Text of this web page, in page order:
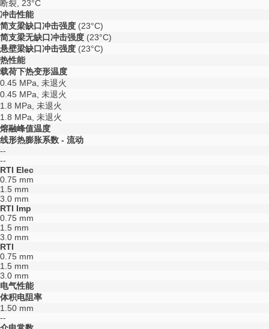
断裂, 23°C
冲击性能
简支梁缺口冲击强度 (23°C)
简支梁无缺口冲击强度 (23°C)
悬壁梁缺口冲击强度 (23°C)
热性能
载荷下热变形温度
0.45 MPa, 未退火
0.45 MPa, 未退火
1.8 MPa, 未退火
1.8 MPa, 未退火
熔融峰值温度
线形热膨胀系数 - 流动
--
--
RTI Elec
0.75 mm
1.5 mm
3.0 mm
RTI Imp
0.75 mm
1.5 mm
3.0 mm
RTI
0.75 mm
1.5 mm
3.0 mm
电气性能
体积电阻率
1.50 mm
--